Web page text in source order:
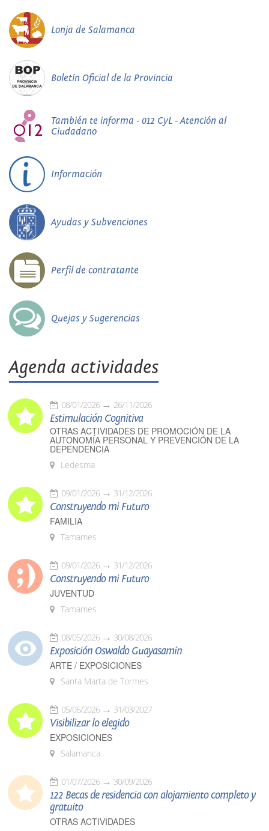
Lonja de Salamanca
Boletín Oficial de la Provincia
También te informa - 012 CyL - Atención al
Ciudadano
Información
Ayudas y Subvenciones
Perfil de contratante
Quejas y Sugerencias
Agenda actividades
08/01/2026 26/11/2026
Estimulación Cognitiva
OTRAS ACTIVIDADES DE PROMOCIÓN DE LA
AUTONOMÍA PERSONAL Y PREVENCIÓN DE LA
DEPENDENCIA
Ledesma
09/01/2026 31/12/2026
Construyendo mi Futuro
FAMILIA
Tamames
09/01/2026 31/12/2026
Construyendo mi Futuro
JUVENTUD
Tamames
08/05/2026 30/08/2026
Exposición Oswaldo Guayasamín
ARTE / EXPOSICIONES
Santa Marta de Tormes
05/06/2026 31/03/2027
Visibilizar lo elegido
EXPOSICIONES
Salamanca
01/07/2026 30/09/2026
122 Becas de residencia con alojamiento completo y
gratuito
OTRAS ACTIVIDADES